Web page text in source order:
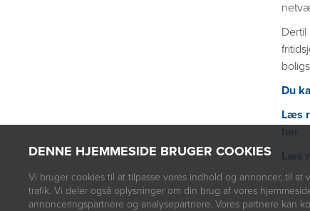
DENNE HJEMMESIDE BRUGER COOKIES
Vi bruger cookies til at tilpasse vores indhold og annoncer, til
trafik. Vi deler også oplysninger om din brug af vores
annonceringspartnere og analysepartnere. Vores partnere kan
Du
Læs
her
Læs